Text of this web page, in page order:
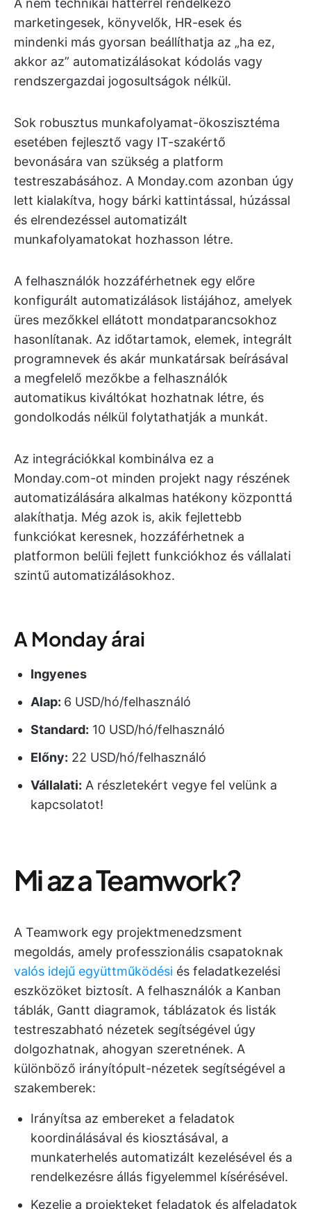
A nem technikai háttérrel rendelkező
marketingesek, könyvelők, HR-esek és
mindenki más gyorsan beállíthatja az „ha ez,
akkor az” automatizálásokat kódolás vagy
rendszergazdai jogosultságok nélkül.
Sok robusztus munkafolyamat-ökoszisztéma
esetében fejlesztő vagy IT-szakértő
bevonására van szükség a platform
testreszabásához. A Monday.com azonban úgy
lett kialakítva, hogy bárki kattintással, húzással
és elrendezéssel automatizált
munkafolyamatokat hozhasson létre.
A felhasználók hozzáférhetnek egy előre
konfigurált automatizálások listájához, amelyek
üres mezőkkel ellátott mondatparancsokhoz
hasonlítanak. Az időtartamok, elemek, integrált
programnevek és akár munkatársak beírásával
a megfelelő mezőkbe a felhasználók
automatikus kiváltókat hozhatnak létre, és
gondolkodás nélkül folytathatják a munkát.
Az integrációkkal kombinálva ez a
Monday.com-ot minden projekt nagy részének
automatizálására alkalmas hatékony központtá
alakíthatja. Még azok is, akik fejlettebb
funkciókat keresnek, hozzáférhetnek a
platformon belüli fejlett funkciókhoz és vállalati
szintű automatizálásokhoz.
A Monday árai
Ingyenes
Alap: 6 USD/hó/felhasználó
Standard: 10 USD/hó/felhasználó
Előny: 22 USD/hó/felhasználó
Vállalati: A részletekért vegye fel velünk a
kapcsolatot!
Mi az a Teamwork?
A Teamwork egy projektmenedzsment
megoldás, amely professzionális csapatoknak
valós idejű együttműködési és feladatkezelési
eszközöket biztosít. A felhasználók a Kanban
táblák, Gantt diagramok, táblázatok és listák
testreszabható nézetek segítségével úgy
dolgozhatnak, ahogyan szeretnének. A
különböző irányítópult-nézetek segítségével a
szakemberek:
Irányítsa az embereket a feladatok
koordinálásával és kiosztásával, a
munkaterhelés automatizált kezelésével és a
rendelkezésre állás figyelemmel kísérésével.
Kezelje a projekteket feladatok és alfeladatok